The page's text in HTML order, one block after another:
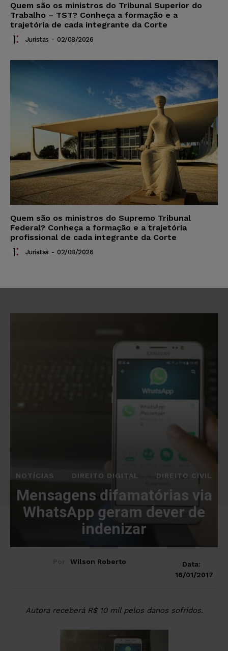
Quem são os ministros do Tribunal Superior do
Trabalho – TST? Conheça a formação e a
trajetória de cada integrante da Corte
Juristas - 02/08/2026
Quem são os ministros do Supremo Tribunal
Federal? Conheça a formação e a trajetória
profissional de cada integrante da Corte
Juristas - 02/08/2026